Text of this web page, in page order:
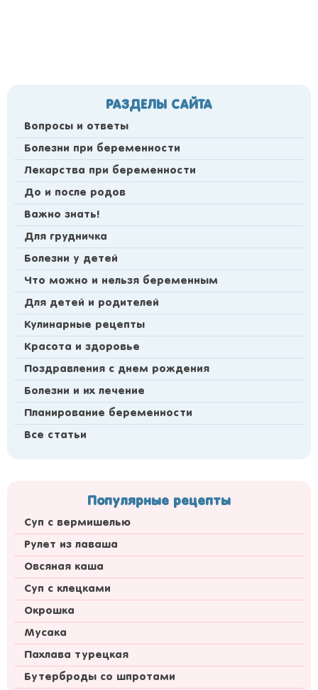
РАЗДЕЛЫ САЙТА
Вопросы и ответы
Болезни при беременности
Лекарства при беременности
До и после родов
Важно знать!
Для грудничка
Болезни у детей
Что можно и нельзя беременным
Для детей и родителей
Кулинарные рецепты
Красота и здоровье
Поздравления с днем рождения
Болезни и их лечение
Планирование беременности
Все статьи
Популярные рецепты
Суп с вермишелью
Рулет из лаваша
Овсяная каша
Суп с клецками
Окрошка
Мусака
Пахлава турецкая
Бутерброды со шпротами